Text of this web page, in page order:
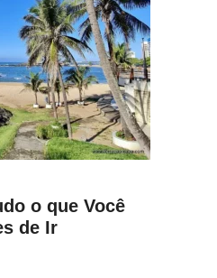
o que Você
de Ir